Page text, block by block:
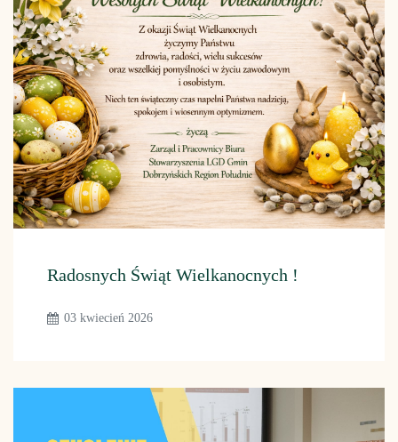
Radosnych Świąt Wielkanocnych !
03 kwiecień 2026